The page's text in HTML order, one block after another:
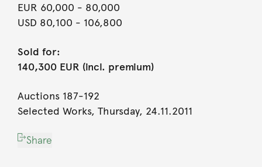
EUR 60,000 - 80,000
USD 80,100 - 106,800
Sold for:
140,300 EUR (incl. premium)
Auctions 187-192
Selected Works, Thursday, 24.11.2011
Share